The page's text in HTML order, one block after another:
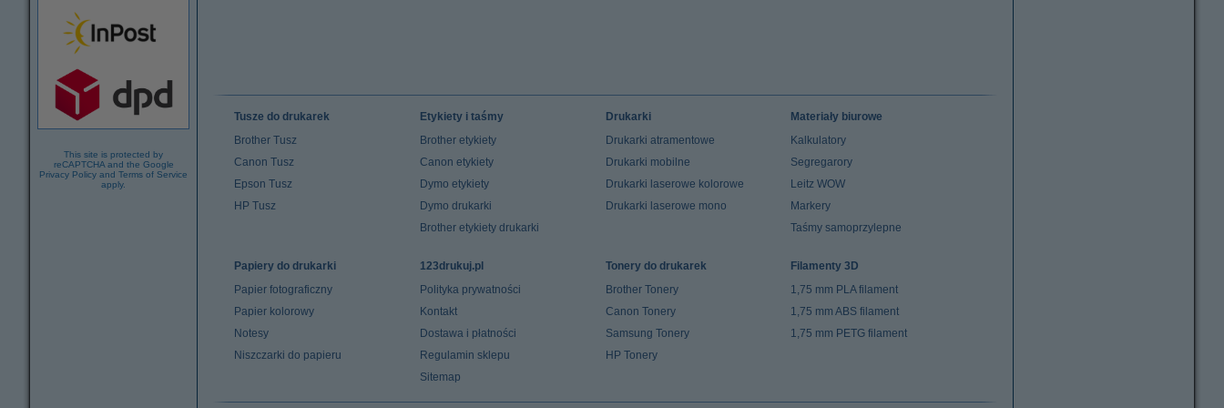
This site is protected by
reCAPTCHA and the Google
Privacy Policy and Terms of Service
apply.
Tusze do drukarek
Brother Tusz
Canon Tusz
Epson Tusz
HP Tusz
Etykiety i taśmy
Brother etykiety
Canon etykiety
Dymo etykiety
Dymo drukarki
Brother etykiety drukarki
Drukarki
Drukarki atramentowe
Drukarki mobilne
Drukarki laserowe kolorowe
Drukarki laserowe mono
Materiały biurowe
Kalkulatory
Segregarory
Leitz WOW
Markery
Taśmy samoprzylepne
Papiery do drukarki
Papier fotograficzny
Papier kolorowy
Notesy
Niszczarki do papieru
123drukuj.pl
Polityka prywatności
Kontakt
Dostawa i płatności
Regulamin sklepu
Sitemap
Tonery do drukarek
Brother Tonery
Canon Tonery
Samsung Tonery
HP Tonery
Filamenty 3D
1,75 mm PLA filament
1,75 mm ABS filament
1,75 mm PETG filament